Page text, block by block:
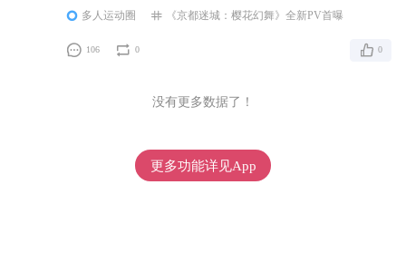
多人运动圈 《京都迷城：樱花幻舞》全新PV首曝
106 0 0
没有更多数据了！
更多功能详见App